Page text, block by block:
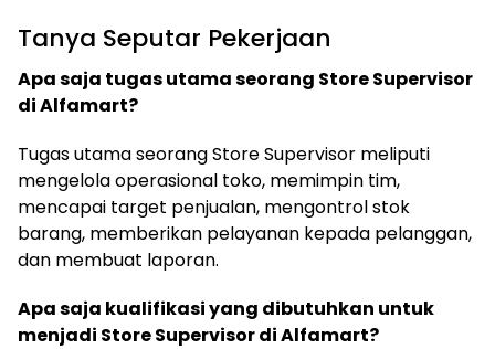
Tanya Seputar Pekerjaan
Apa saja tugas utama seorang Store Supervisor
di Alfamart?
Tugas utama seorang Store Supervisor meliputi
mengelola operasional toko, memimpin tim,
mencapai target penjualan, mengontrol stok
barang, memberikan pelayanan kepada pelanggan,
dan membuat laporan.
Apa saja kualifikasi yang dibutuhkan untuk
menjadi Store Supervisor di Alfamart?